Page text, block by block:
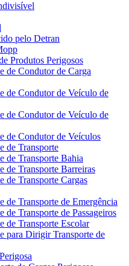
pelo Detran
Produtos Perigosos
de Condutor de Carga
de Condutor de Veículo de
de Condutor de Veículo de
de Condutor de Veículos
de Transporte
de Transporte Bahia
de Transporte Barreiras
de Transporte Cargas
de Transporte de Emergência
de Transporte de Passageiros
de Transporte Escolar
para Dirigir Transporte de